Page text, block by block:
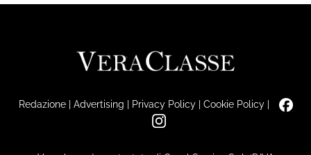
Redazione| Advertising | Privacy Policy| Cookie Policy|